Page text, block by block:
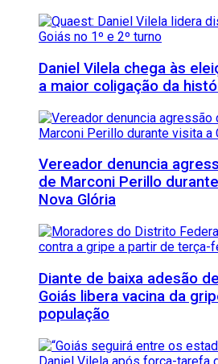
Daniel Vilela chega às
a maior coligação da
Vereador denuncia
de Marconi Perillo
Nova Glória
Diante de baixa adesão
Goiás libera vacina da
população